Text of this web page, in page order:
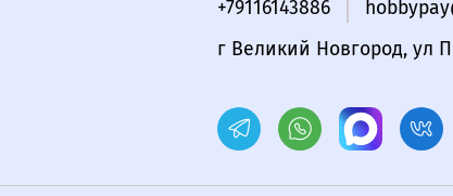
+79116143886
г Великий Новгород, ул